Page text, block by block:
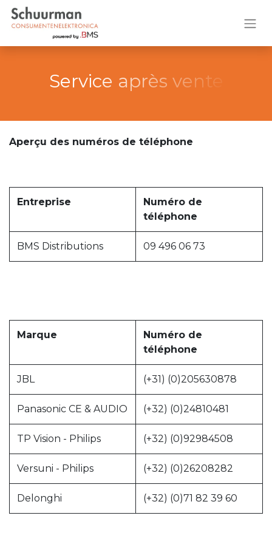
Service après vente
Aperçu des numéros de téléphone
Entreprise
Numéro de
téléphone
BMS Distributions 09 496 06 73
Marque
Numéro de
téléphone
JBL (+31) (0)205630878
Panasonic CE & AUDIO (+32) (0)24810481
TP Vision - Philips (+32) (0)92984508
Versuni - Philips (+32) (0)26208282
Delonghi (+32) (0)71 82 39 60